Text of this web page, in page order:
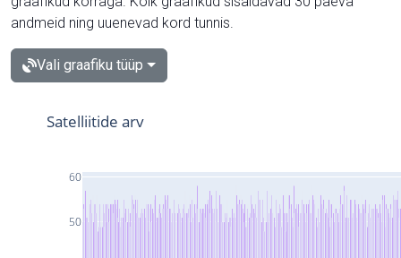
andmeid ning uuenevad kord tunnis.
Vali graafiku tüüp
50
60
Satelliitide arv